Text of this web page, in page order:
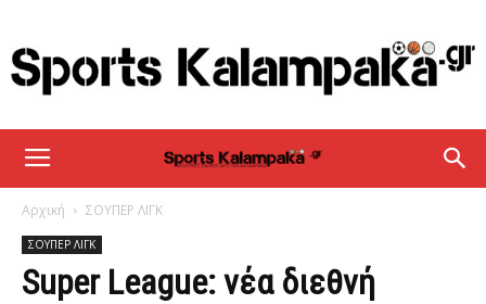
sportskalampaka
Αρχική ΣΟΥΠΕΡ ΛΙΓΚ
ΣΟΥΠΕΡ ΛΙΓΚ
Super League: νέα διεθνή